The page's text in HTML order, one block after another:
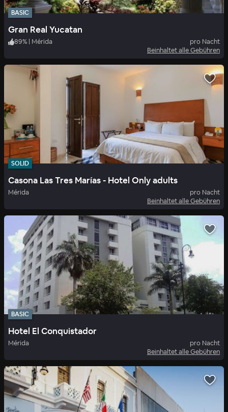
BASIC
Gran Real Yucatan
89% | Mérida
pro Nacht
Beinhaltet alle Gebühren
SOLID
Casona Las Tres Marías - Hotel Only adults
Mérida
pro Nacht
Beinhaltet alle Gebühren
BASIC
Hotel El Conquistador
Mérida
pro Nacht
Beinhaltet alle Gebühren